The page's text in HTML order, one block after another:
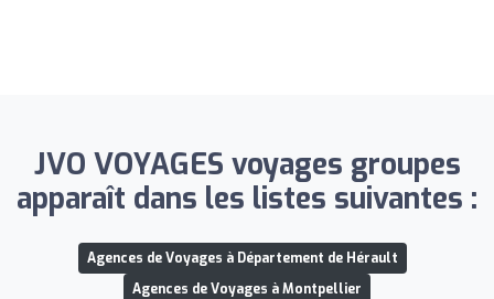
JVO VOYAGES voyages groupes
apparaît dans les listes suivantes :
Agences de Voyages à Département de Hérault
Agences de Voyages à Montpellier